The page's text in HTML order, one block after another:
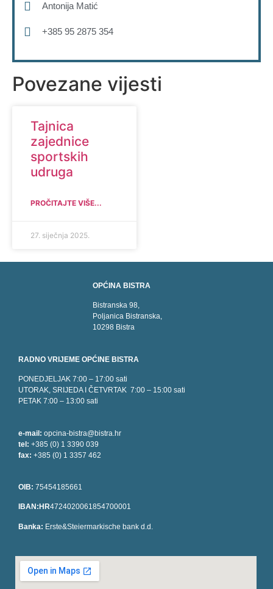
Antonija Matić
+385 95 2875 354
Povezane vijesti
Tajnica
zajednice
sportskih
udruga
PROČITAJTE VIŠE...
27. siječnja 2025.
OPĆINA BISTRA
Bistranska 98,
Poljanica Bistranska,
10298 Bistra
RADNO VRIJEME OPĆINE BISTRA
PONEDJELJAK 7:00 – 17:00 sati
UTORAK, SRIJEDA I ČETVRTAK 7:00 – 15:00 sati
PETAK 7:00 – 13:00 sati
e-mail: opcina-bistra@bistra.hr
tel: +385 (0) 1 3390 039
fax: +385 (0) 1 3357 462
OIB: 75454185661
IBAN:HR4724020061854700001
Banka: Erste&Steiermarkische bank d.d.